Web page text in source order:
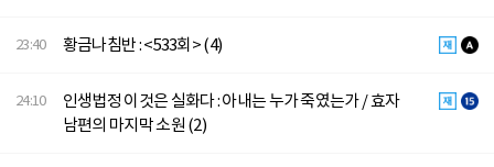
23:40 황금나침반 : <533회> (4)
24:10
인생법정 이것은 실화다 : 아내는 누가 죽였는가 / 효자
남편의 마지막 소원 (2)